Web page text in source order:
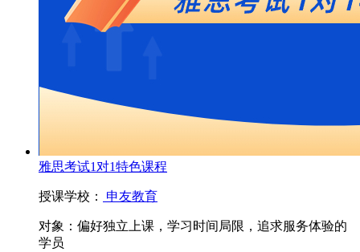
雅思考试1对1特色课程
授课学校： 申友教育
对象： 偏好独立上课，学习时间局限，追求服务体验的
学员